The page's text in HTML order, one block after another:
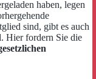
haben, legen
sind, gibt es auch
Hier fordern Sie die